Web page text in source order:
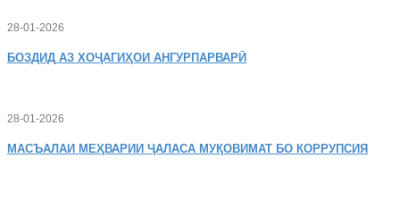
28-01-2026
БОЗДИД АЗ ХОҶАГИҲОИ АНГУРПАРВАРӢ
28-01-2026
МАСЪАЛАИ МЕҲВАРИИ ҶАЛАСА МУҚОВИМАТ БО КОРРУПСИЯ